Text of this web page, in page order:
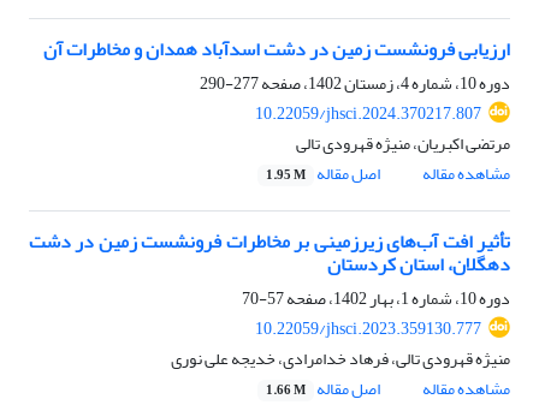
ارزیابی فرونشست زمین در دشت اسدآباد همدان و مخاطرات آن
دوره 10، شماره 4، زمستان 1402، صفحه
277-290
10.22059/jhsci.2024.370217.807
مرتضی اکبریان، منیژه قهرودی تالی
مشاهده مقاله
اصل مقاله 1.95 M
تأثیر افت آب‌های زیرزمینی بر مخاطرات فرونشست زمین در دشت
دهگلان، استان کردستان
دوره 10، شماره 1، بهار 1402، صفحه
57-70
10.22059/jhsci.2023.359130.777
منیژه قهرودی تالی، فرهاد خدامرادی، خدیجه علی نوری
مشاهده مقاله
اصل مقاله 1.66 M